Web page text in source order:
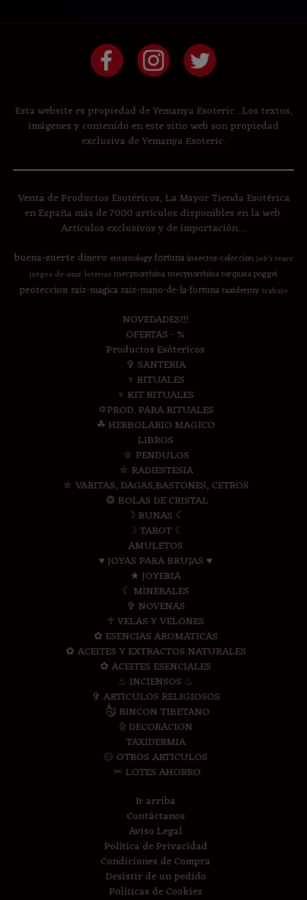
Esta website es propiedad de Yemanya Esoteric . Los textos,
imágenes y contenido en este sitio web son propiedad
exclusiva de Yemanya Esoteric.
Venta de Productos Esotéricos, La Mayor Tienda Esotérica
en España más de 7000 artículos disponibles en la web.
Artículos exclusivos y de importación....
buena-suertedinero entomologyfortunainsectos-coleccion job's tears
juegos-de-azar loterias mecynorrhinamecynorrhina torquata poggei
proteccion raiz-magica raiz-mano-de-la-fortunataxidermy trabajo
NOVEDADES!!!
OFERTAS - %
Productos Esótericos
✞ SANTERIA
♆ RITUALES
♆ KIT RITUALES
✡PROD. PARA RITUALES
☘ HERBOLARIO MAGICO
LIBROS
⛤ PENDULOS
⛤ RADIESTESIA
⛤ VARITAS, DAGAS,BASTONES, CETROS
❂ BOLAS DE CRISTAL
☽ RUNAS ☾
☽ TAROT ☾
AMULETOS
♥ JOYAS PARA BRUJAS ♥
★ JOYERIA
☾ MINERALES
✞ NOVENAS
☥ VELAS Y VELONES
✿ ESENCIAS AROMATICAS
✿ ACEITES Y EXTRACTOS NATURALES
✿ ACEITES ESENCIALES
♨ INCIENSOS ♨
✞ ARTICULOS RELIGIOSOS
༃ RINCON TIBETANO
۩ DECORACION
TAXIDERMIA
۞ OTROS ARTICULOS
✂ LOTES AHORRO
Ir arriba
Contáctanos
Aviso Legal
Política de Privacidad
Condiciones de Compra
Desistir de un pedido
Políticas de Cookies